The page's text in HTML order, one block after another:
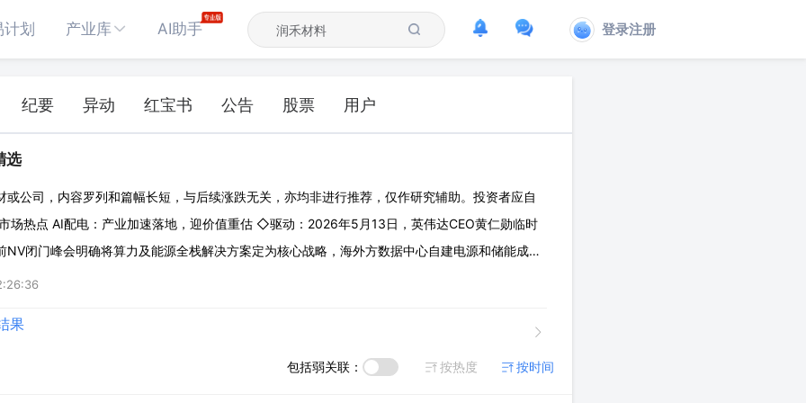
划 产业库 AI助手 登录注册
纪要 异动 红宝书 公告 股票 用户
选
或公司，内容罗列和篇幅长短，与后续涨跌无关，亦均非进行推荐，仅作研究辅助。投资者应自
场热点 AI配电：产业加速落地，迎价值重估 ◇驱动：2026年5月13日，英伟达CEO黄仁勋临时
NV闭门峰会明确将算力及能源全栈解决方案定为核心战略，海外方数据中心自建电源和储能成为
海外数据中心HVDC渗透率较低，高功率密度供电架构升级迫在眉睫，800V HVDC 与固态变压
果
包括弱关联： 按热度 按时间